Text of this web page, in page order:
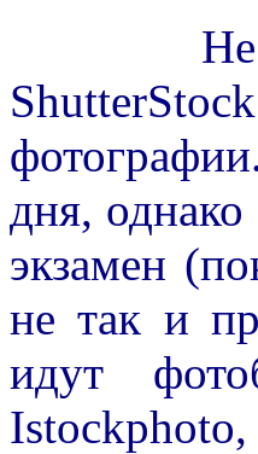
дня,
экзамен
не так и
идут
Istockphoto,